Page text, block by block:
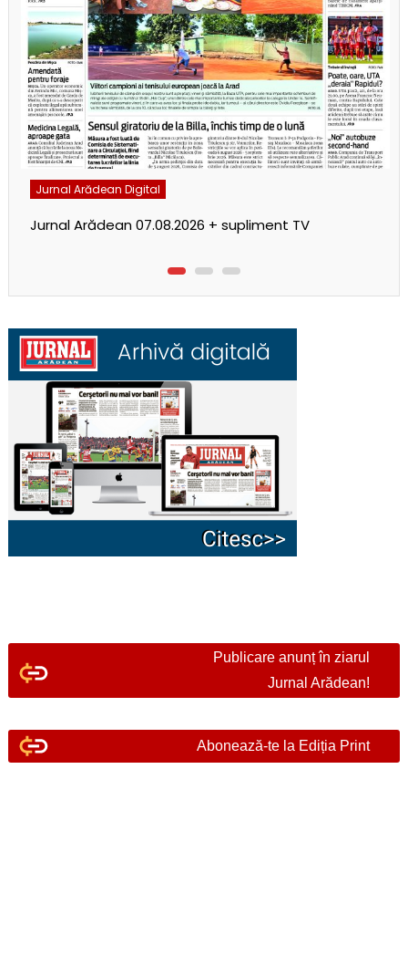
Jurnal Arădean Digital
Jurnal Arădean 07.08.2026 + supliment TV
Publicare anunț în ziarul
Jurnal Arădean!
Abonează-te la Ediția Print